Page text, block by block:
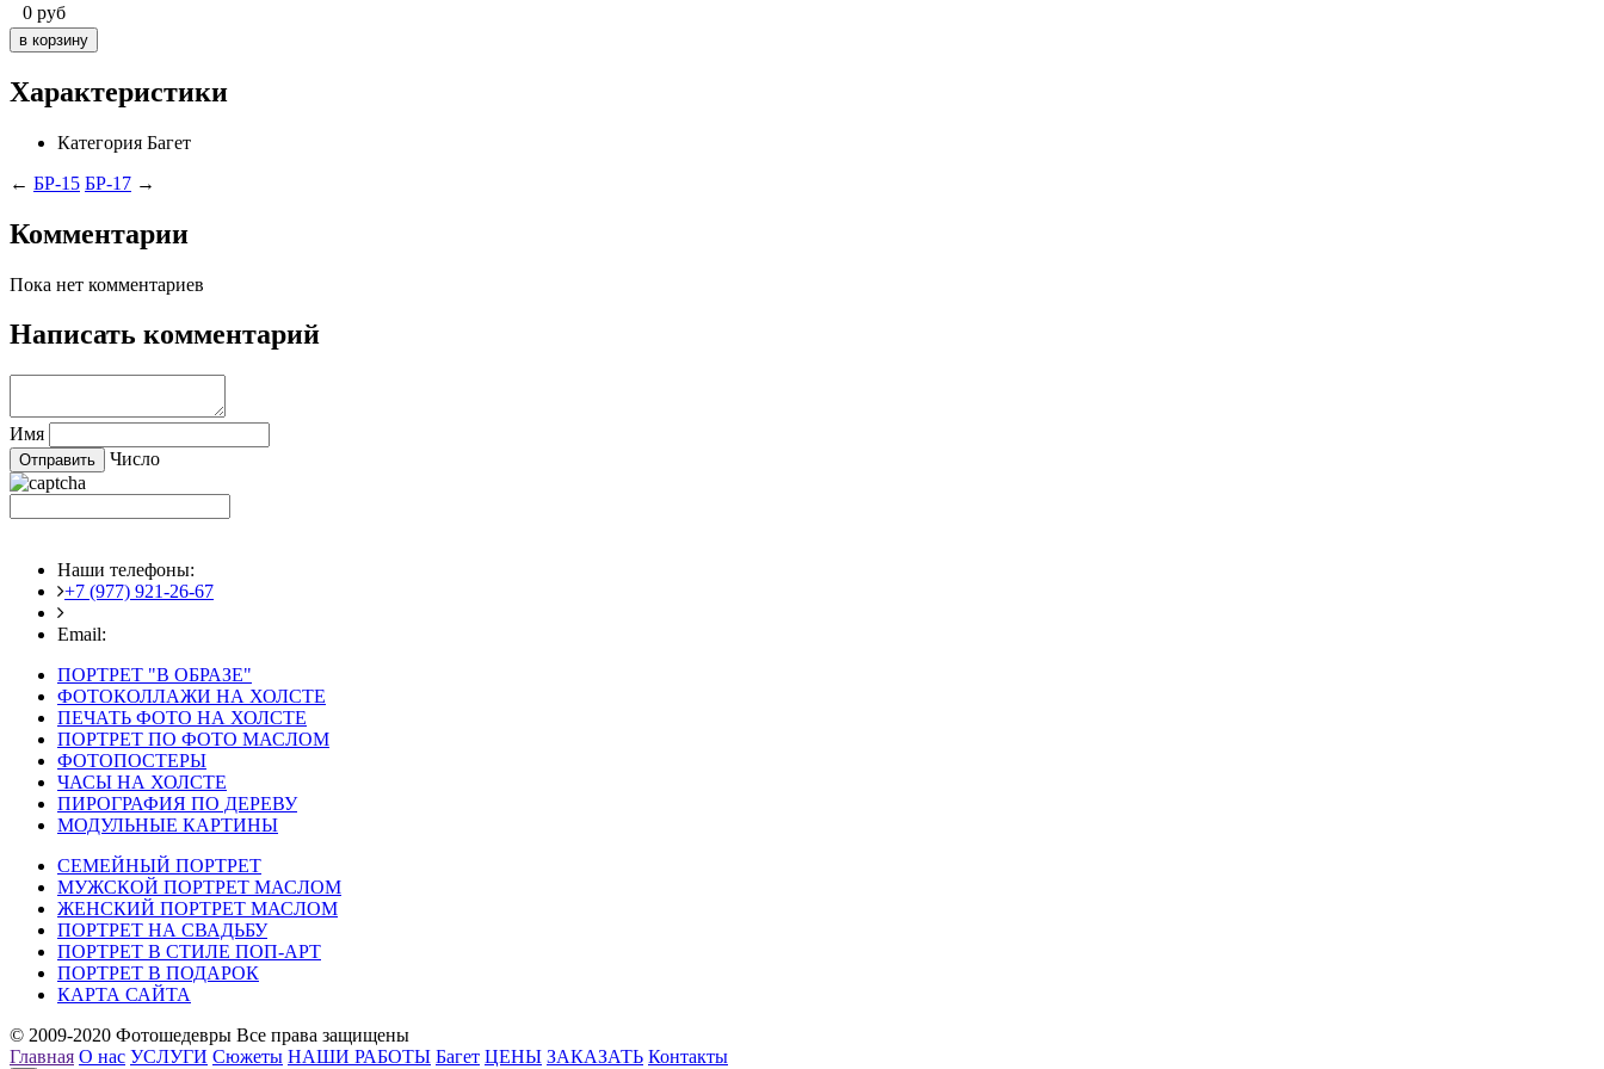
0 руб
Характеристики
Категория Багет
← БР-15 БР-17 →
Комментарии
Пока нет комментариев
Написать комментарий
Имя
Число
Наши телефоны:
+7 (977) 921-26-67
Email:
ПОРТРЕТ "В ОБРАЗЕ"
ФОТОКОЛЛАЖИ НА ХОЛСТЕ
ПЕЧАТЬ ФОТО НА ХОЛСТЕ
ПОРТРЕТ ПО ФОТО МАСЛОМ
ФОТОПОСТЕРЫ
ЧАСЫ НА ХОЛСТЕ
ПИРОГРАФИЯ ПО ДЕРЕВУ
МОДУЛЬНЫЕ КАРТИНЫ
СЕМЕЙНЫЙ ПОРТРЕТ
МУЖСКОЙ ПОРТРЕТ МАСЛОМ
ЖЕНСКИЙ ПОРТРЕТ МАСЛОМ
ПОРТРЕТ НА СВАДЬБУ
ПОРТРЕТ В СТИЛЕ ПОП-АРТ
ПОРТРЕТ В ПОДАРОК
КАРТА САЙТА
© 2009-2020 Фотошедевры Все права защищены
Главная О нас УСЛУГИ Сюжеты НАШИ РАБОТЫ Багет ЦЕНЫ ЗАКАЗАТЬ Контакты